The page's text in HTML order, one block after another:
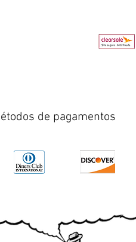
de pagamentos